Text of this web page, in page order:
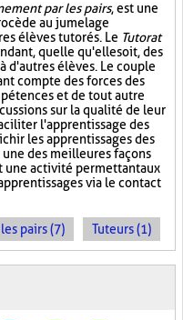
par les pairs, est une
au jumelage
élèves tutorés. Le Tutorat
quelle qu'elle soit, des
d'autres élèves. Le couple
compte des forces des
et de tout autre
sur la qualité de leur
l'apprentissage des
les apprentissages des
des meilleures façons
une activité permettant aux
via le contact
pairs (7) Tuteurs (1)